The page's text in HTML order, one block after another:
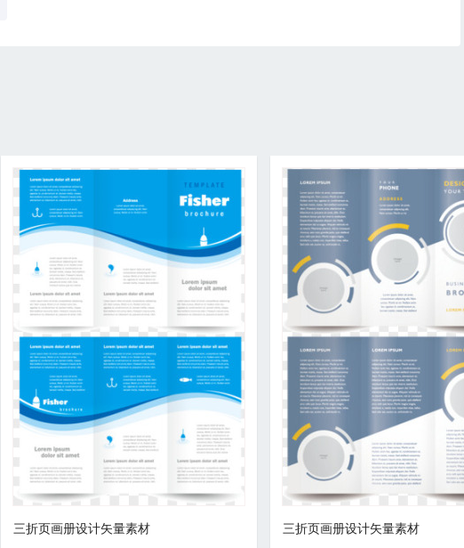
三折页画册设计矢量素材 三折页画册设计矢量素材